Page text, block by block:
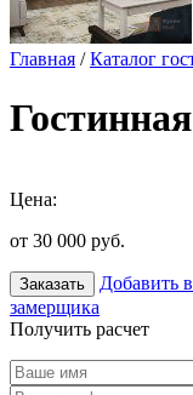
Главная /Каталог
Цена:
от 30 000 руб.
Заказать Добавить
замерщика
Получить расчет